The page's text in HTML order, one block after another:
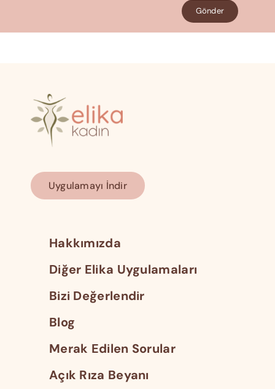
Gönder
Uygulamayı İndir
Hakkımızda
Diğer Elika Uygulamaları
Bizi Değerlendir
Blog
Merak Edilen Sorular
Açık Rıza Beyanı